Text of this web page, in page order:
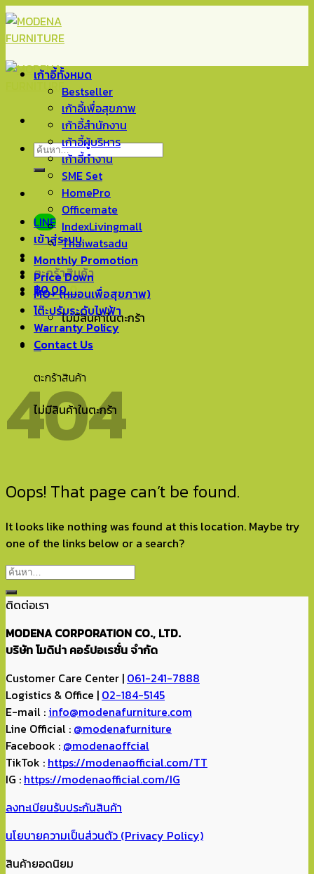
Skip
to
content
ค้นหา:
LINE
เข้าสู่ระบบ
ตะกร้าสินค้า
฿0.00 0
ไม่มีสินค้าในตะกร้า
0
ตะกร้าสินค้า
ไม่มีสินค้าในตะกร้า
เก้าอี้ทั้งหมด
Bestseller
เก้าอี้เพื่อสุขภาพ
เก้าอี้สำนักงาน
เก้าอี้ผู้บริหาร
เก้าอี้ทำงาน
SME Set
HomePro
Officemate
IndexLivingmall
Thaiwatsadu
Monthly Promotion
Price Down
MO+ (หมอนเพื่อสุขภาพ)
โต๊ะปรับระดับไฟฟ้า
Warranty Policy
Contact Us
404
Oops! That page can’t be found.
It looks like nothing was found at this location. Maybe try
one of the links below or a search?
ติดต่อเรา
MODENA CORPORATION CO., LTD.
บริษัท โมดิน่า คอร์ปอเรชั่น จำกัด
Customer Care Center | 061-241-7888
Logistics & Office | 02-184-5145
E-mail : info@modenafurniture.com
Line Official : @modenafurniture
Facebook : @modenaoffcial
TikTok : https://modenaofficial.com/TT
IG : https://modenaofficial.com/IG
ลงทะเบียนรับประกันสินค้า
นโยบายความเป็นส่วนตัว (Privacy Policy)
สินค้ายอดนิยม